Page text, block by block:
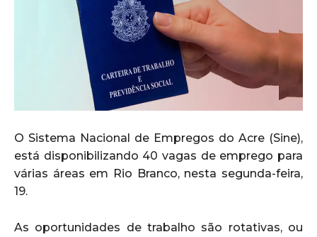
O Sistema Nacional de Empregos do Acre (Sine),
está disponibilizando 40 vagas de emprego para
várias áreas em Rio Branco, nesta segunda-feira,
19.
As oportunidades de trabalho são rotativas, ou